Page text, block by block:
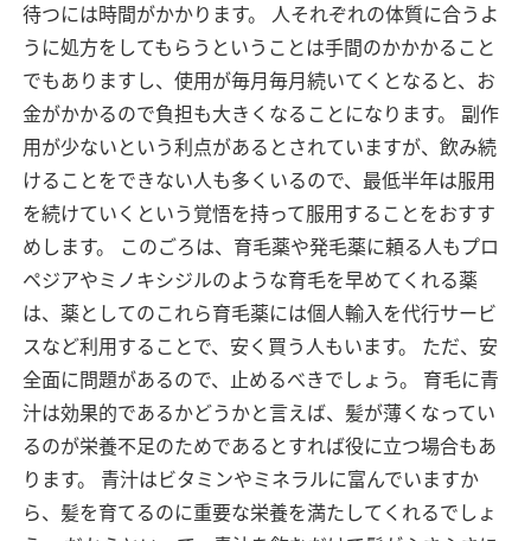
待つには時間がかかります。
人それぞれの体質に合うよ
うに処方をしてもらうということは手間のかかかること
でもありますし、使用が毎月毎月続いてくとなると、お
金がかかるので負担も大きくなることになります。
副作
用が少ないという利点があるとされていますが、飲み続
けることをできない人も多くいるので、最低半年は服用
を続けていくという覚悟を持って服用することをおすす
めします。
このごろは、育毛薬や発毛薬に頼る人もプロ
ペジアやミノキシジルのような育毛を早めてくれる薬
は、薬としてのこれら育毛薬には個人輸入を代行サービ
スなど利用することで、安く買う人もいます。
ただ、安
全面に問題があるので、止めるべきでしょう。
育毛に青
汁は効果的であるかどうかと言えば、髪が薄くなってい
るのが栄養不足のためであるとすれば役に立つ場合もあ
ります。
青汁はビタミンやミネラルに富んでいますか
ら、髪を育てるのに重要な栄養を満たしてくれるでしょ